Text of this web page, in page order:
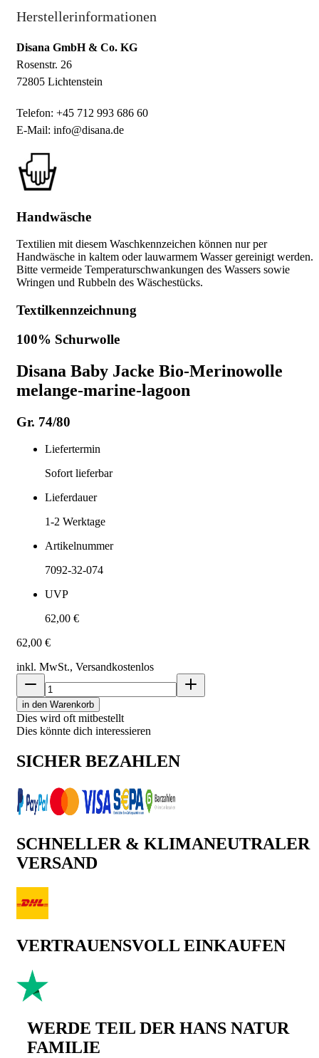
Herstellerinformationen
Disana GmbH & Co. KG
Rosenstr. 26
72805 Lichtenstein
Telefon: +45 712 993 686 60
E-Mail: info@disana.de
Handwäsche
Textilien mit diesem Waschkennzeichen können nur per
Handwäsche in kaltem oder lauwarmem Wasser gereinigt werden.
Bitte vermeide Temperaturschwankungen des Wassers sowie
Wringen und Rubbeln des Wäschestücks.
Textilkennzeichnung
100% Schurwolle
Disana Baby Jacke Bio-Merinowolle
melange-marine-lagoon
Gr. 74/80
Liefertermin
Sofort lieferbar
Lieferdauer
1-2 Werktage
Artikelnummer
7092-32-074
UVP
62,00 €
62,00 €
inkl. MwSt., Versandkostenlos
in den Warenkorb
Dies wird oft mitbestellt
Dies könnte dich interessieren
SICHER BEZAHLEN
SCHNELLER & KLIMANEUTRALER
VERSAND
VERTRAUENSVOLL EINKAUFEN
WERDE TEIL DER HANS NATUR
FAMILIE